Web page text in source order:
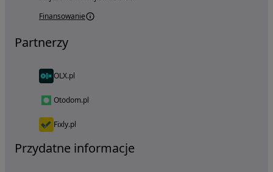
Finansowanie
Partnerzy
OLX.pl
Otodom.pl
Fixly.pl
Przydatne informacje